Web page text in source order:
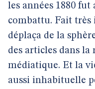
les années 1880
combattu. Fait très
déplaça de la
des articles dans la
médiatique. Et la
aussi inhabituelle